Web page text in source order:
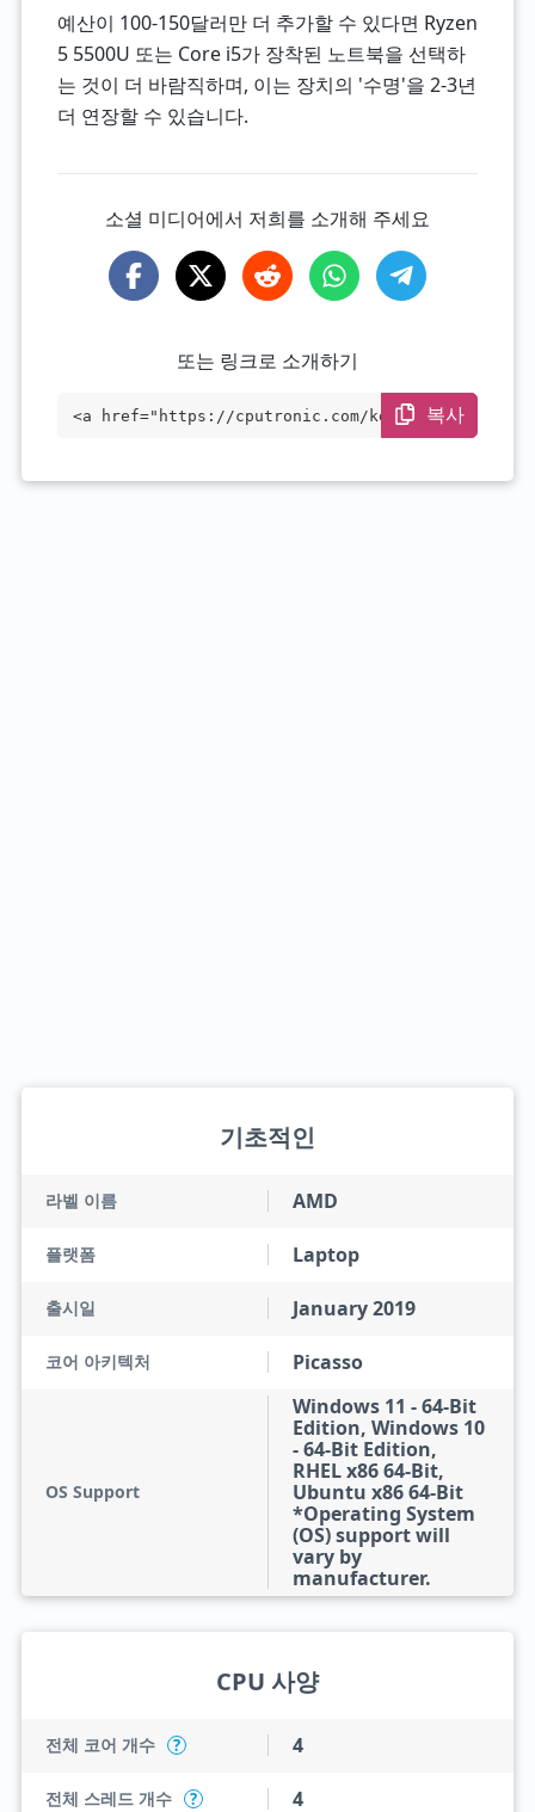
예산이 100-150달러만 더 추가할 수 있다면 Ryzen
5 5500U 또는 Core i5가 장착된 노트북을 선택하
는 것이 더 바람직하며, 이는 장치의 '수명'을 2-3년
더 연장할 수 있습니다.
소셜 미디어에서 저희를 소개해 주세요
또는 링크로 소개하기
<a href="https://cputronic.com/ko/cpu/am
복사
기초적인
라벨 이름 AMD
플랫폼 Laptop
출시일 January 2019
코어 아키텍처 Picasso
OS Support
Windows 11 - 64-Bit
Edition, Windows 10
- 64-Bit Edition,
RHEL x86 64-Bit,
Ubuntu x86 64-Bit
*Operating System
(OS) support will
vary by
manufacturer.
CPU 사양
전체 코어 개수 ? 4
전체 스레드 개수 ? 4